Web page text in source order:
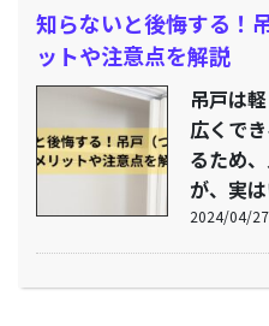
知らないと後悔する！
ットや注意点を解説
吊戸は
広くで
るため
が、実
2024/04/27